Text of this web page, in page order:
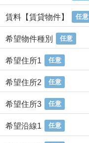
賃料【賃貸物件】 任意
希望物件種別 任意
希望住所1 任意
希望住所2 任意
希望住所3 任意
希望沿線1 任意